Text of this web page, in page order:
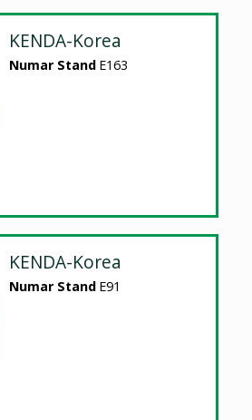
KENDA-Korea
Numar Stand E163
KENDA-Korea
Numar Stand E91